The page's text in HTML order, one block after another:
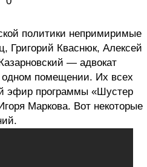
политики непримиримые
Григорий Кваснюк, Алексей
— адвокат
помещении. Их всех
эфир программы «Шустер
Маркова. Вот некоторые